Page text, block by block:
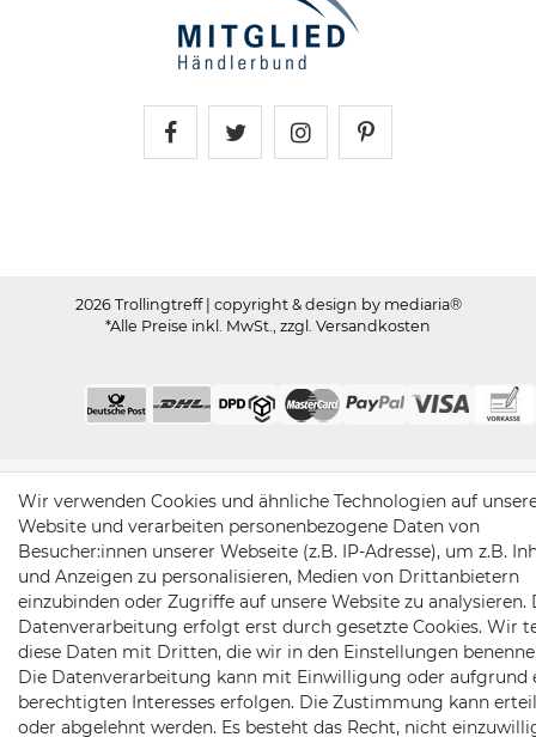
2026 Trollingtreff | copyright & design by mediaria®
*Alle Preise inkl. MwSt., zzgl. Versandkosten
Wir verwenden Cookies und ähnliche Technologien auf
Website und verarbeiten personenbezogene Daten von
Besucher:innen unserer Webseite (z.B. IP-Adresse), um z.B.
und Anzeigen zu personalisieren, Medien von Drittanbietern
einzubinden oder Zugriffe auf unsere Website zu analysieren.
Datenverarbeitung erfolgt erst durch gesetzte Cookies. Wir
diese Daten mit Dritten, die wir in den Einstellungen
Die Datenverarbeitung kann mit Einwilligung oder aufgrund
berechtigten Interesses erfolgen. Die Zustimmung kann
oder abgelehnt werden. Es besteht das Recht, nicht